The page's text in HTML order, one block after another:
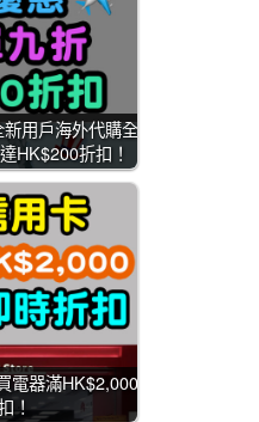
用戶海外代購全
HK$200折扣！
電器滿HK$2,000
！